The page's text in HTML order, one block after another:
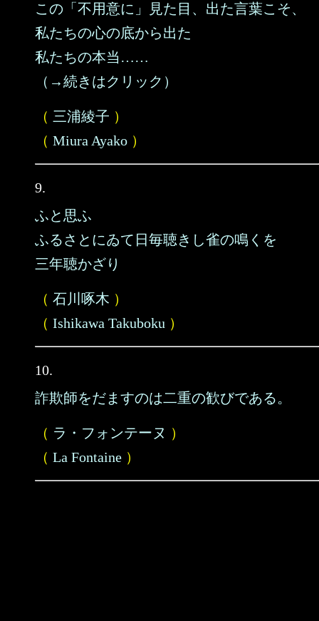
この「不用意に」見た目、出た言葉こそ、
私たちの心の底から出た
私たちの本当……
（→続きはクリック）
（ 三浦綾子 ）
（ Miura Ayako ）
9.
ふと思ふ
ふるさとにゐて日毎聴きし雀の鳴くを
三年聴かざり
（ 石川啄木 ）
（ Ishikawa Takuboku ）
10.
詐欺師をだますのは二重の歓びである。
（ ラ・フォンテーヌ ）
（ La Fontaine ）